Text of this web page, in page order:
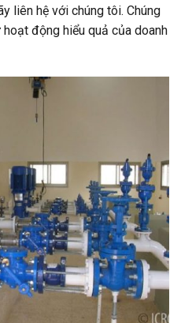
liên hệ với chúng tôi. Chúng
động hiểu quả của doanh